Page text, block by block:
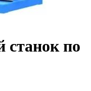
станок по